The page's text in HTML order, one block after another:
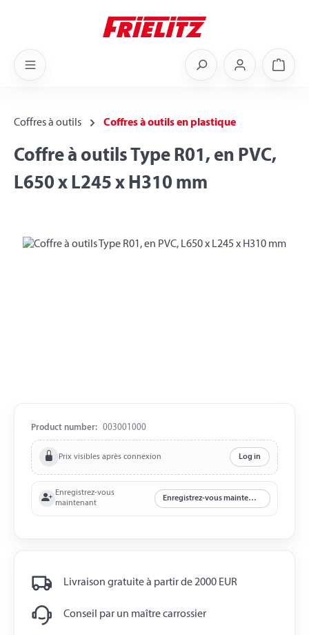
Coffres à outils Coffres à outils en plastique
Coffre à outils Type R01, en PVC,
L650 x L245 x H310 mm
Skip image gallery
Product number: 003001000
Prix visibles après connexion Log in
Enregistrez-vous
maintenant
Enregistrez-vous maintenant
Livraison gratuite à partir de 2000 EUR
Conseil par un maître carrossier